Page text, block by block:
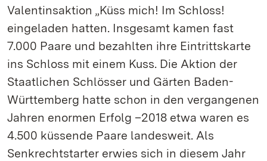
Valentinsaktion „Küss mich! Im Schloss!
eingeladen hatten. Insgesamt kamen fast
7.000 Paare und bezahlten ihre Eintrittskarte
ins Schloss mit einem Kuss. Die Aktion der
Staatlichen Schlösser und Gärten Baden-
Württemberg hatte schon in den vergangenen
Jahren enormen Erfolg –2018 etwa waren es
4.500 küssende Paare landesweit. Als
Senkrechtstarter erwies sich in diesem Jahr